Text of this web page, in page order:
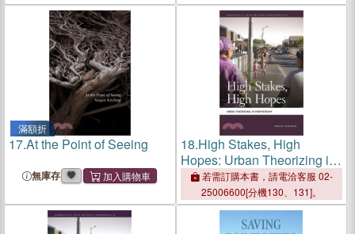
滿額折
17.At the Point of Seeing
無庫存
18.High Stakes, High
Hopes: Urban Theorizing in
Partnership
若需訂購本書，請電洽客服 02-
25006600[分機130、131]。